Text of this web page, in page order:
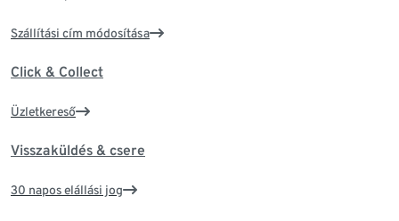
Szállítási cím módosítása
Click & Collect
Üzletkereső
Visszaküldés & csere
30 napos elállási jog